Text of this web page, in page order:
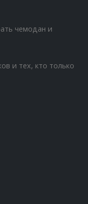
чемодан и
и тех, кто только